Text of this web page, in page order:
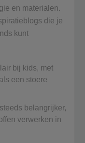
en materialen.
die je
kunt
bij kids, met
een stoere
belangrijker,
verwerken in